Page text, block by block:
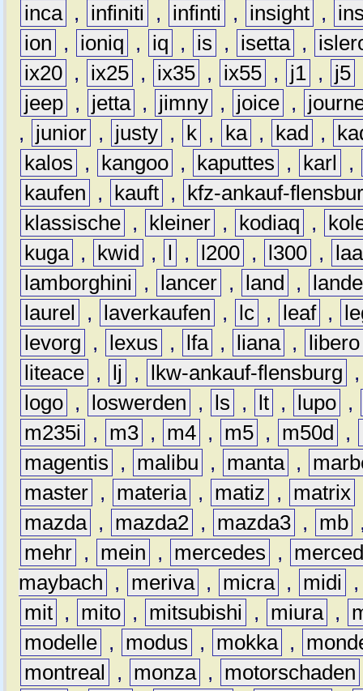
inca , infiniti , infinti , insight ,
ion
, ioniq , iq , is , isetta ,
ix20 , ix25 , ix35 , ix55 , j1 , j5
jeep , jetta , jimny , joice ,
,
junior , justy , k , ka , kad ,
kalos
, kangoo , kaputtes , karl
,
kaufen
, kauft ,
kfz-ankauf-
klassische , kleiner , kodiaq ,
kuga , kwid , , l200 , l300 ,
lamborghini
, lancer , land ,
laurel
, laverkaufen , lc , leaf ,
levorg
, lexus , lfa , liana ,
libero
liteace , lj , lkw-ankauf-flensburg
logo , loswerden , ls , lt , lupo ,
m235i
, m3 , m4 , m5 , m50d ,
magentis
, malibu , manta ,
master , materia , matiz , matrix
mazda , mazda2 , mazda3 , mb
mehr , mein , mercedes ,
maybach
, meriva , micra , midi
mit , mito , mitsubishi , miura ,
modelle , modus , mokka ,
montreal
, monza , motorschaden